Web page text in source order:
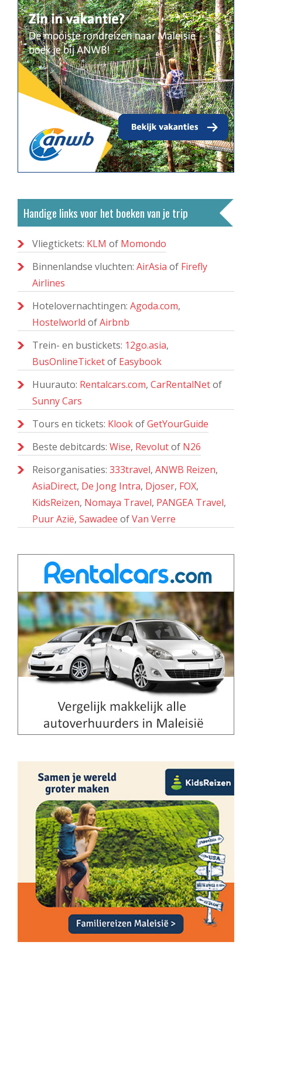
Handige links voor het boeken van je trip
Vliegtickets: KLM of Momondo
Binnenlandse vluchten: AirAsia of Firefly
Airlines
Hotelovernachtingen: Agoda.com,
Hostelworld ofAirbnb
Trein- en bustickets: 12go.asia,
BusOnlineTicketof Easybook
Huurauto: Rentalcars.com, CarRentalNetof
Sunny Cars
Tours en tickets: KlookofGetYourGuide
Beste debitcards: Wise, Revolutof N26
Reisorganisaties: 333travel, ANWB Reizen,
AsiaDirect, De Jong Intra, Djoser, FOX,
KidsReizen, Nomaya Travel, PANGEA Travel,
Puur Azië, Sawadee ofVan Verre